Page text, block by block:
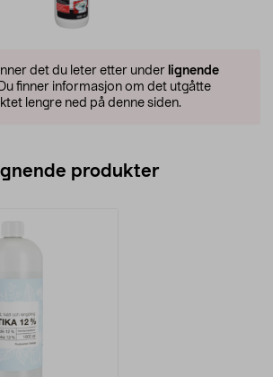
det du leter etter under lignende
Du finner informasjon om det utgåtte
lengre ned på denne siden.
produkter